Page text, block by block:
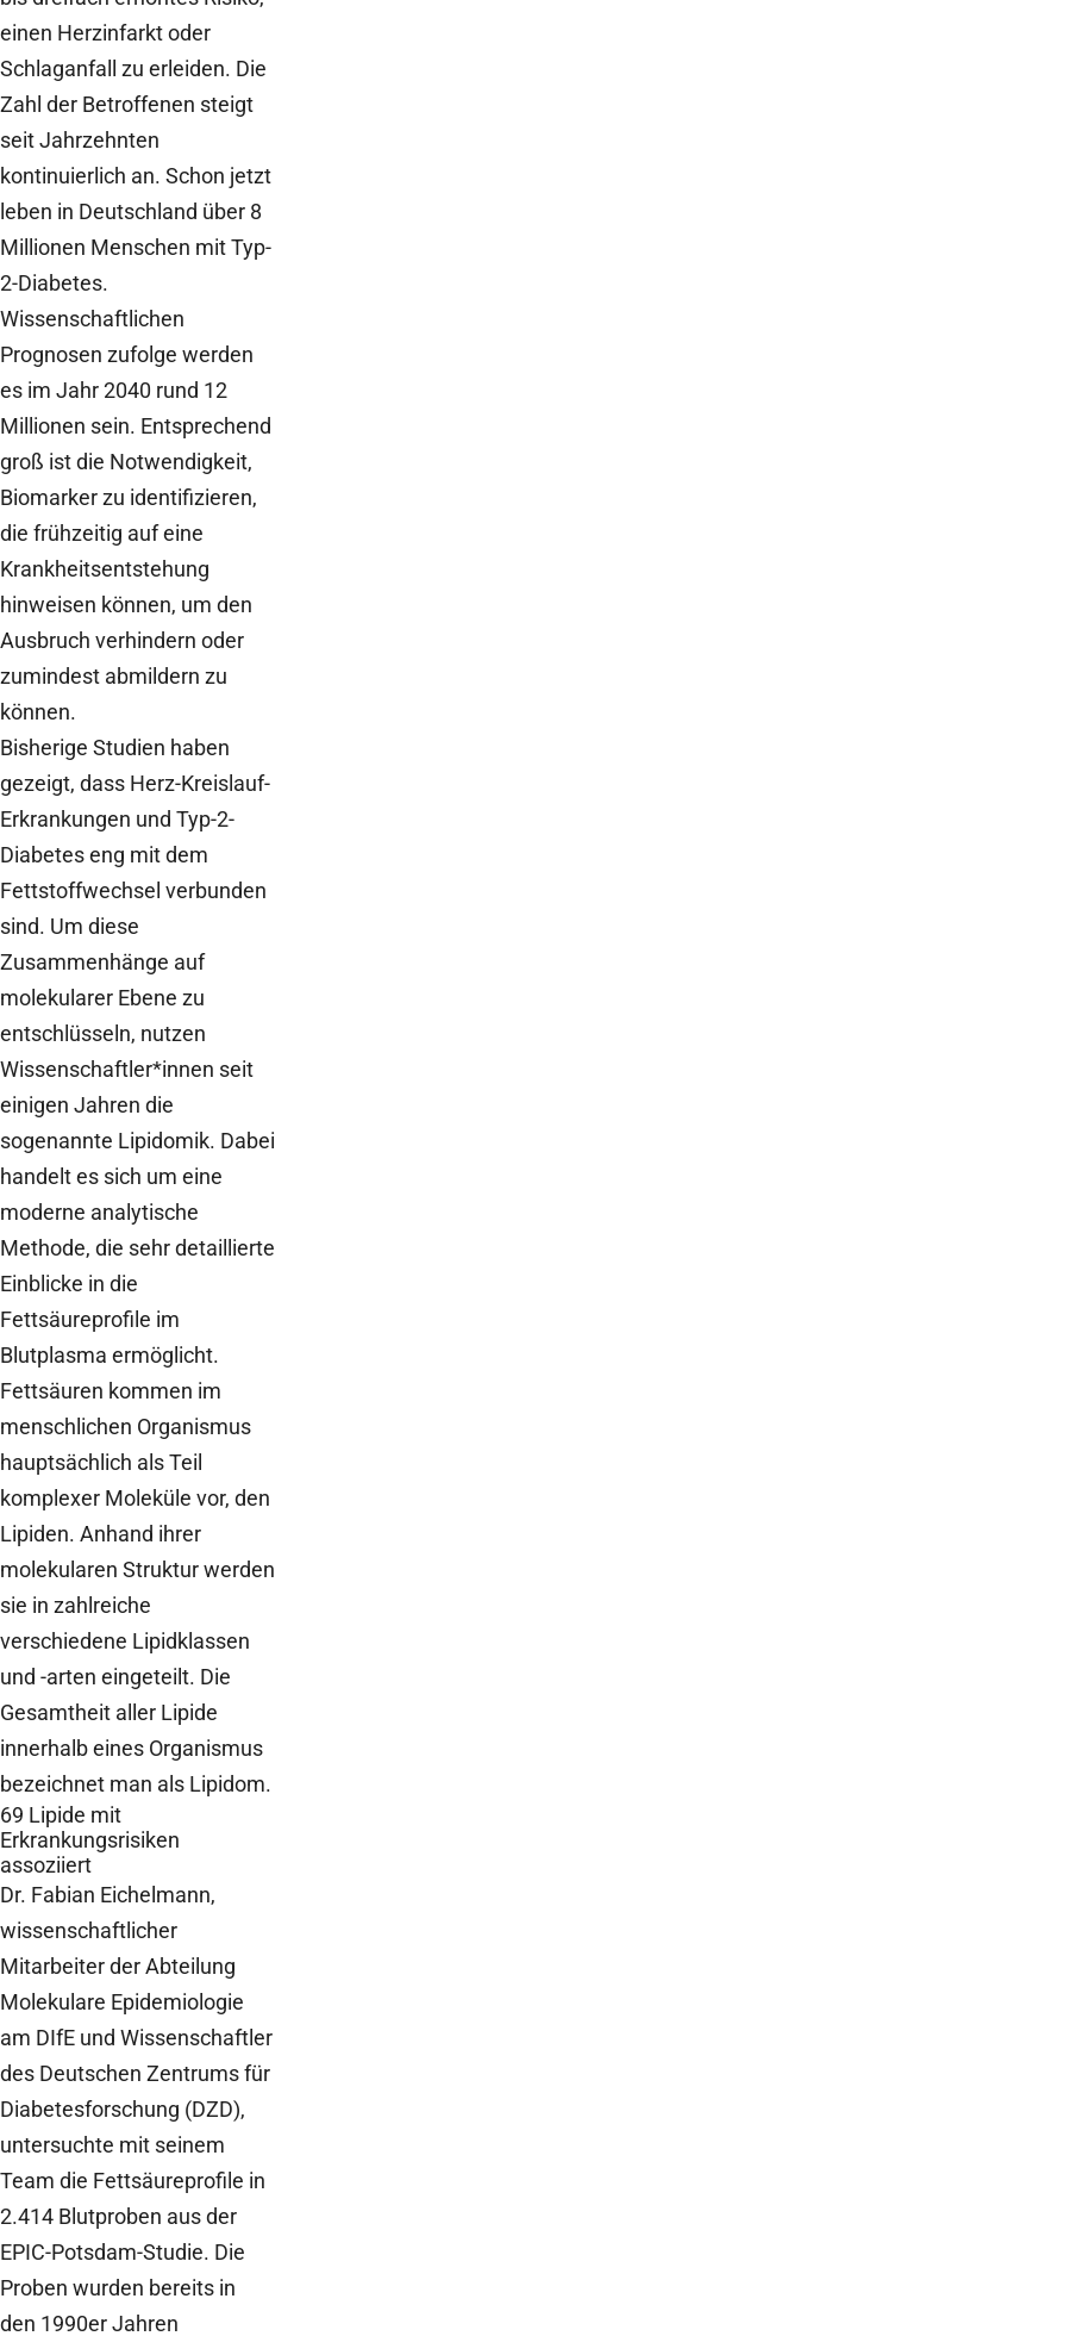
einen Herzinfarkt oder
Schlaganfall zu erleiden. Die
Zahl der Betroffenen steigt
seit Jahrzehnten
kontinuierlich an. Schon jetzt
leben in Deutschland über 8
Millionen Menschen mit Typ-
2-Diabetes.
Wissenschaftlichen
Prognosen zufolge werden
es im Jahr 2040 rund 12
Millionen sein. Entsprechend
groß ist die Notwendigkeit,
Biomarker zu identifizieren,
die frühzeitig auf eine
Krankheitsentstehung
hinweisen können, um den
Ausbruch verhindern oder
zumindest abmildern zu
können.
Bisherige Studien haben
gezeigt, dass Herz-Kreislauf-
Erkrankungen und Typ-2-
Diabetes eng mit dem
Fettstoffwechsel verbunden
sind. Um diese
Zusammenhänge auf
molekularer Ebene zu
entschlüsseln, nutzen
Wissenschaftler*innen seit
einigen Jahren die
sogenannte Lipidomik. Dabei
handelt es sich um eine
moderne analytische
Methode, die sehr detaillierte
Einblicke in die
Fettsäureprofile im
Blutplasma ermöglicht.
Fettsäuren kommen im
menschlichen Organismus
hauptsächlich als Teil
komplexer Moleküle vor, den
Lipiden. Anhand ihrer
molekularen Struktur werden
sie in zahlreiche
verschiedene Lipidklassen
und -arten eingeteilt. Die
Gesamtheit aller Lipide
innerhalb eines Organismus
bezeichnet man als Lipidom.
69 Lipide mit
Erkrankungsrisiken
assoziiert
Dr. Fabian Eichelmann,
wissenschaftlicher
Mitarbeiter der Abteilung
Molekulare Epidemiologie
am DIfE und Wissenschaftler
des Deutschen Zentrums für
Diabetesforschung (DZD),
untersuchte mit seinem
Team die Fettsäureprofile in
2.414 Blutproben aus der
EPIC-Potsdam-Studie. Die
Proben wurden bereits in
den 1990er Jahren